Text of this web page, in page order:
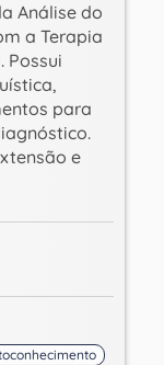
Análise do
a Terapia
Possui
para
e